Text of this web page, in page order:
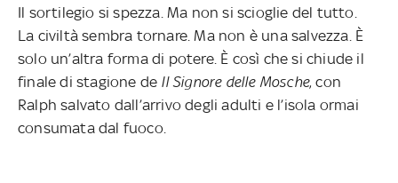
Il sortilegio si spezza. Ma non si scioglie del tutto.
La civiltà sembra tornare. Ma non è una salvezza. È
solo un’altra forma di potere. È così che si chiude il
finale di stagione de Il Signore delle Mosche, con
Ralph salvato dall’arrivo degli adulti e l’isola ormai
consumata dal fuoco.